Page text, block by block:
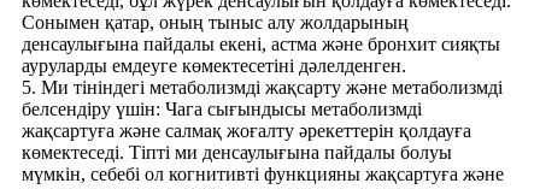
Сонымен қатар, оның тыныс алу жолдарының
денсаулығына пайдалы екені, астма және бронхит сияқты
ауруларды емдеуге көмектесетіні дәлелденген.
5. Ми тініндегі метаболизмді жақсарту және метаболизмді
белсендіру үшін: Чага сығындысы метаболизмді
жақсартуға және салмақ жоғалту әрекеттерін қолдауға
көмектеседі. Тіпті ми денсаулығына пайдалы болуы
мүмкін, себебі ол когнитивті функцияны жақсартуға және